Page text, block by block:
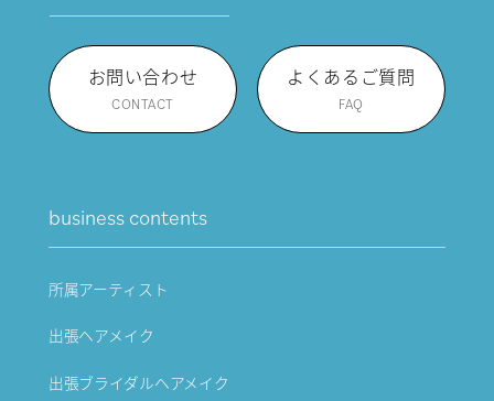
お問い合わせ
CONTACT
よくあるご質問
FAQ
business contents
所属アーティスト
出張ヘアメイク
出張ブライダルヘアメイク